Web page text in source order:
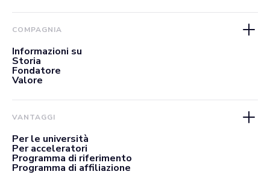
COMPAGNIA
Informazioni su
Storia
Fondatore
Valore
VANTAGGI
Per le università
Per acceleratori
Programma di riferimento
Programma di affiliazione